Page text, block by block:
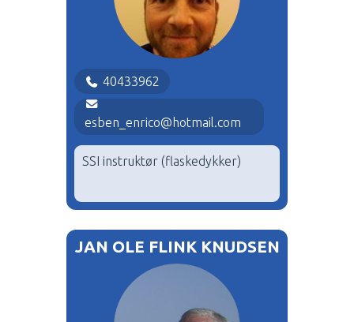
40433962
esben_enrico@hotmail.com
SSI instruktør (flaskedykker)
JAN OLE FLINK KNUDSEN